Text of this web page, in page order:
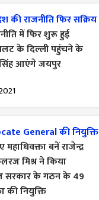
की राजनीति फिर सक्रिय
में फिर शुरू हुई
के दिल्ली पहुंचने के
आएंगे जयपुर
General की नियुक्ति
बनें राजेन्द्र
मिश्र ने किया
सरकार के गठन के 49
की नियुक्ति